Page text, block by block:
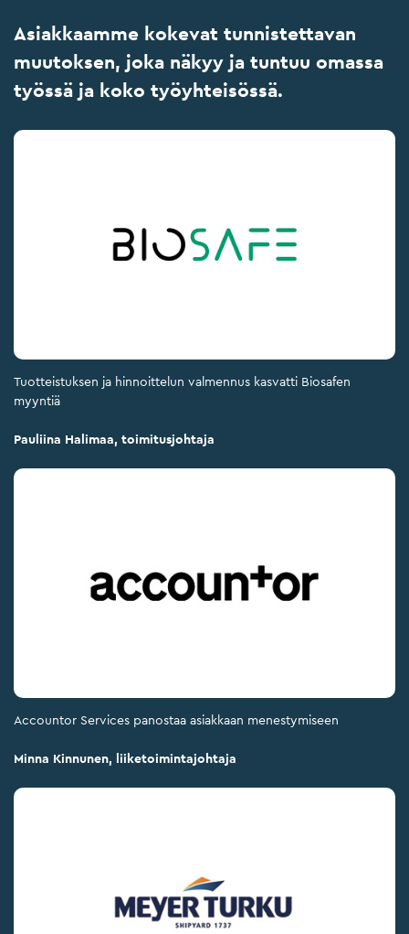
Asiakkaamme kokevat tunnistettavan
muutoksen, joka näkyy ja tuntuu omassa
työssä ja koko työyhteisössä.
Tuotteistuksen ja hinnoittelun valmennus kasvatti Biosafen
myyntiä
Pauliina Halimaa, toimitusjohtaja
Accountor Services panostaa asiakkaan menestymiseen
Minna Kinnunen, liiketoimintajohtaja